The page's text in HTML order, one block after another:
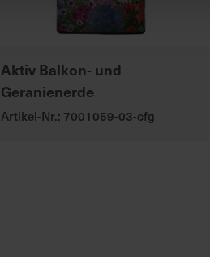
Aktiv Balkon- und
Geranienerde
Artikel-Nr.: 7001059-03-cfg